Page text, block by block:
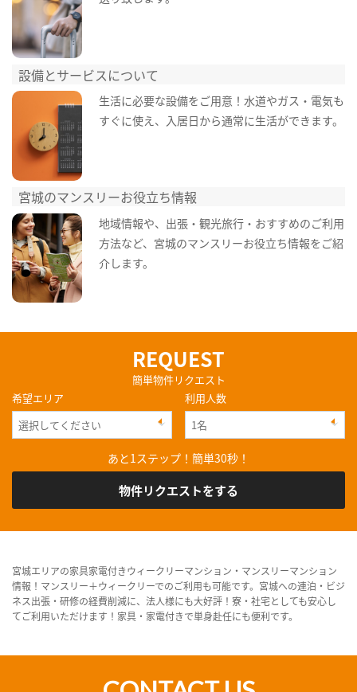
設備とサービスについて
生活に必要な設備をご用意！水道やガス・電気も
すぐに使え、入居日から通常に生活ができます。
宮城のマンスリーお役立ち情報
地域情報や、出張・観光旅行・おすすめのご利用
方法など、宮城のマンスリーお役立ち情報をご紹
介します。
REQUEST
簡単物件リクエスト
希望エリア
利用人数
あと1ステップ！簡単30秒！
物件リクエストをする
宮城エリアの家具家電付きウィークリーマンション・マンスリーマンション
情報！マンスリー＋ウィークリーでのご利用も可能です。宮城への連泊・ビジ
ネス出張・研修の経費削減に、法人様にも大好評！寮・社宅としても安心し
てご利用いただけます！家具・家電付きで単身赴任にも便利です。